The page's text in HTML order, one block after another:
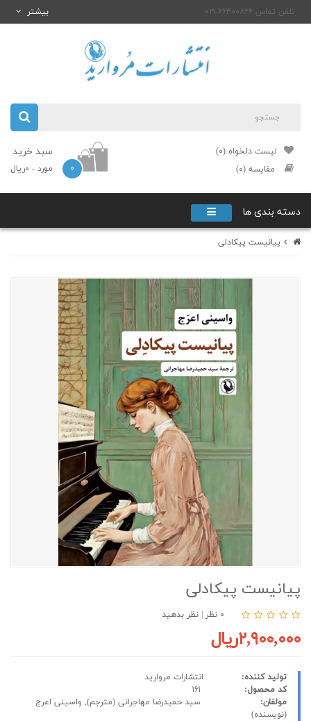
تلفن تماس ۶۶۴۰۰۸۶۶-۰۲۱ بیشتر
لیست دلخواه (۰)
مقایسه (۰)
سبد خرید
۰ مورد - ۰ریال
دسته بندی ها
پیانیست پیکادلی
پیانیست پیکادلی
۰ نظر نظر بدهید
۲,۹۰۰,۰۰۰ریال
تولید کننده:
انتشارات مروارید
کد محصول:
مولفان:
سید حمیدرضا مهاجرانی (مترجم), واسینی اعرج
(نویسنده)